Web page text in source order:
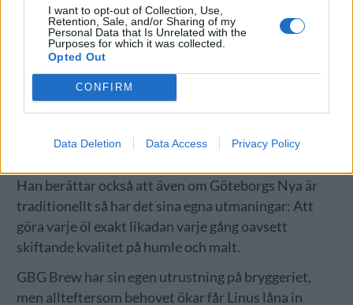
I want to opt-out of Collection, Use,
Retention, Sale, and/or Sharing of my
Personal Data that Is Unrelated with the
Purposes for which it was collected.
Opted Out
CONFIRM
Data Deletion Data Access Privacy Policy
– Båda är lika roliga, varje grej har sin utmaning.
Göteborgs Nya är traditionellt och mycket lager,
Han berättar också att även om Göteborgs Nya är
traditionellt så har det sina egna utmaningar: Att
göra varje öl exakt likadan varje gång oavsett
skiftande kvalitet på humle och malt.
GBG Brew har sin egen utrustning på bryggeriet,
men allteftersom behovet ökar får Linus låna in